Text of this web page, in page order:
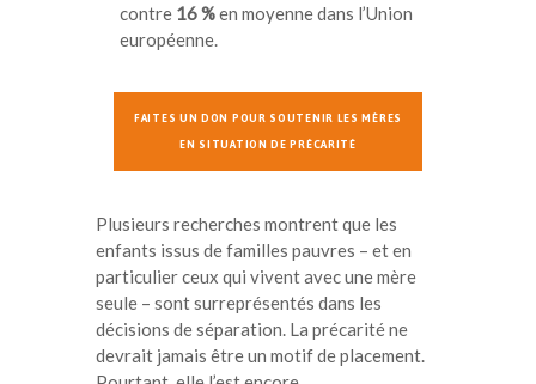
contre 16 %en moyenne dans l’Union
européenne.
FAITES UN DON POUR SOUTENIR LES MÈRES
EN SITUATION DE PRÉCARITÉ
Plusieurs recherches montrent que les
enfants issus de familles pauvres – et en
particulier ceux qui vivent avec une mère
seule – sont surreprésentés dans les
décisions de séparation. La précarité ne
devrait jamais être un motif de placement.